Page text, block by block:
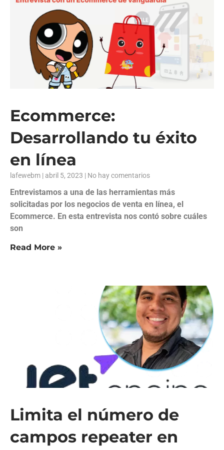
Ecommerce:
Desarrollando tu éxito
en línea
lafewebm abril 5, 2023 No hay comentarios
Entrevistamos a una de las herramientas más
solicitadas por los negocios de venta en línea, el
Ecommerce. En esta entrevista nos contó sobre cuáles
son
Read More »
Limita el número de
campos repeater en